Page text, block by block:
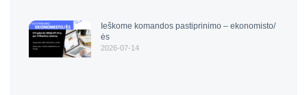
Ieškome komandos pastiprinimo – ekonomisto/
ės
2026-07-14